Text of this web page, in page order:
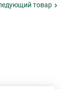
товар